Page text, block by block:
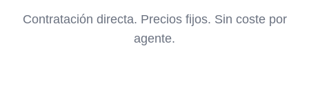
Contratación directa. Precios fijos. Sin coste por
agente.